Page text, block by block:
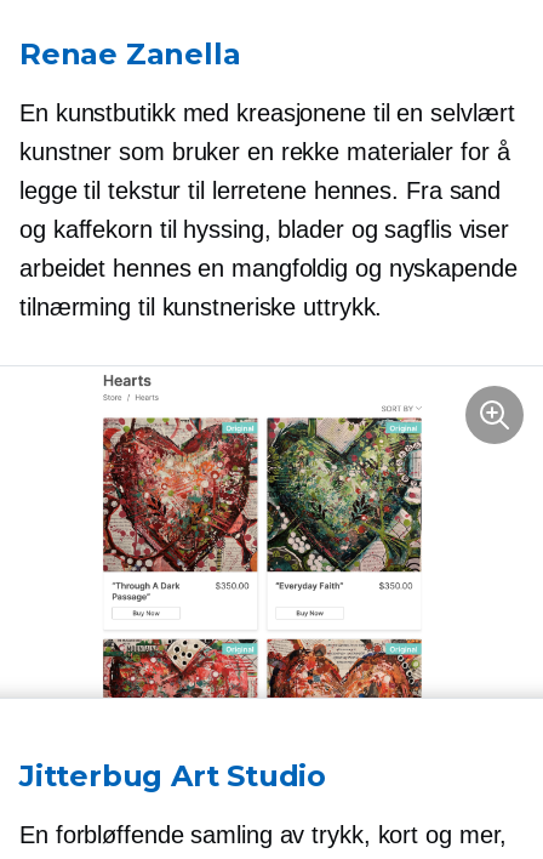
Renae Zanella
En kunstbutikk med kreasjonene til enselvlært
kunstner som bruker en rekke materialer for å
legge til tekstur til lerretene hennes. Fra sand
og kaffekorn til hyssing, blader og sagflis viser
arbeidet hennes en mangfoldig og nyskapende
tilnærming til kunstneriske uttrykk.
Jitterbug Art Studio
En forbløffende samling av trykk, kort og mer,